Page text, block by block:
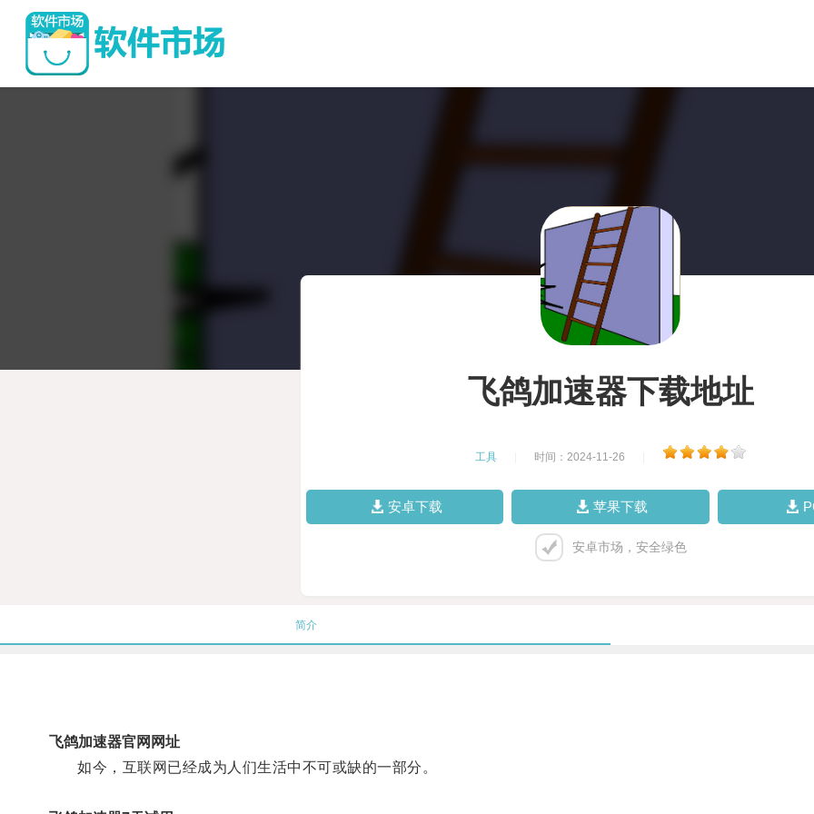
飞鸽加速器下载地址
工具 时间：2024-11-26
安卓下载 苹果下载
安卓市场，安全绿色
简介
飞鸽加速器官网网址
如今，互联网已经成为人们生活中不可或缺的一部分。